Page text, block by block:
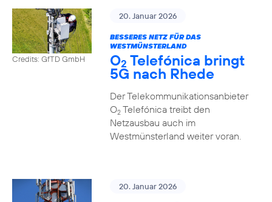
Credits: GfTD GmbH
20. Januar 2026
BESSERES NETZ FÜR DAS
WESTMÜNSTERLAND
O2 Telefónica bringt
5G nach Rhede
Der Telekommunikationsanbieter
O2Telefónica treibt den
Netzausbau auch im
Westmünsterland weiter voran.
20. Januar 2026